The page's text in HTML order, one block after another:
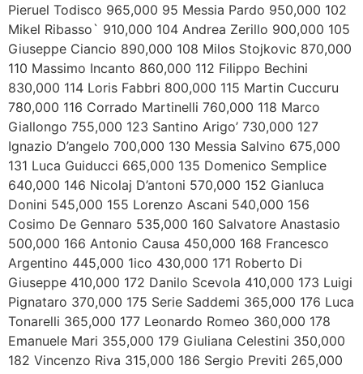
Pieruel Todisco 965,000 95 Messia Pardo 950,000 102
Mikel Ribasso` 910,000 104 Andrea Zerillo 900,000 105
Giuseppe Ciancio 890,000 108 Milos Stojkovic 870,000
110 Massimo Incanto 860,000 112 Filippo Bechini
830,000 114 Loris Fabbri 800,000 115 Martin Cuccuru
780,000 116 Corrado Martinelli 760,000 118 Marco
Giallongo 755,000 123 Santino Arigo’ 730,000 127
Ignazio D’angelo 700,000 130 Messia Salvino 675,000
131 Luca Guiducci 665,000 135 Domenico Semplice
640,000 146 Nicolaj D’antoni 570,000 152 Gianluca
Donini 545,000 155 Lorenzo Ascani 540,000 156
Cosimo De Gennaro 535,000 160 Salvatore Anastasio
500,000 166 Antonio Causa 450,000 168 Francesco
Argentino 445,000 1ico 430,000 171 Roberto Di
Giuseppe 410,000 172 Danilo Scevola 410,000 173 Luigi
Pignataro 370,000 175 Serie Saddemi 365,000 176 Luca
Tonarelli 365,000 177 Leonardo Romeo 360,000 178
Emanuele Mari 355,000 179 Giuliana Celestini 350,000
182 Vincenzo Riva 315,000 186 Sergio Previti 265,000